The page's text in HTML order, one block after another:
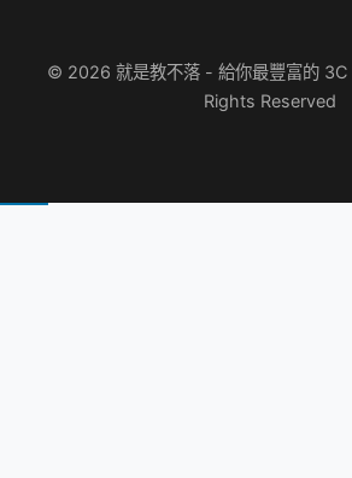
© 2026 就是教不落 - 給你最豐富的 3C
Rights Reserved